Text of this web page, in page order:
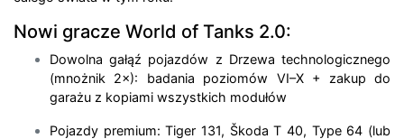
Nowi gracze World of Tanks 2.0:
Dowolna gałąź pojazdów z Drzewa technologicznego
(mnożnik 2×): badania poziomów VI–X + zakup do
garażu z kopiami wszystkich modułów
Pojazdy premium: Tiger 131, Škoda T 40, Type 64 (lub